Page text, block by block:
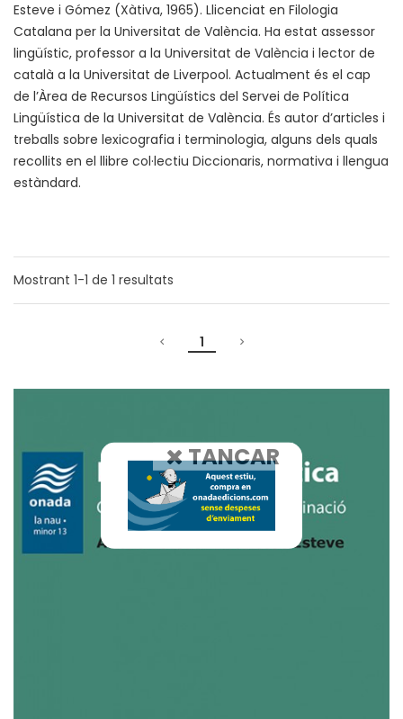
Esteve i Gómez (Xàtiva, 1965). Llicenciat en Filologia
Catalana per la Universitat de València. Ha estat assessor
lingüístic, professor a la Universitat de València i lector de
català a la Universitat de Liverpool. Actualment és el cap
de l’Àrea de Recursos Lingüístics del Servei de Política
Lingüística de la Universitat de València. És autor d’articles i
treballs sobre lexicografia i terminologia, alguns dels quals
recollits en el llibre col·lectiu Diccionaris, normativa i llengua
estàndard.
Mostrant 1-1 de 1 resultats
1
TANCAR